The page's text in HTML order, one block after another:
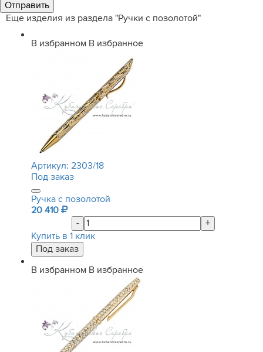
Еще изделия из раздела "Ручки с позолотой"
В избранном В избранное
Артикул: 2303/18
Под заказ
Ручка с позолотой
20 410
-
+
Купить в 1 клик
В избранном В избранное